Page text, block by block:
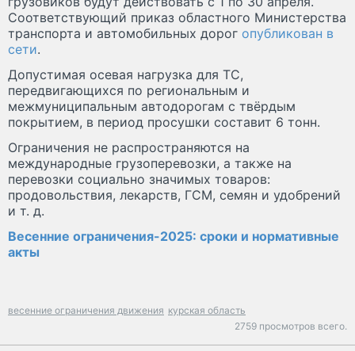
Соответствующий приказ областного Министерства
транспорта и автомобильных дорог опубликован в
сети.
Допустимая осевая нагрузка для ТС,
передвигающихся по региональным и
межмуниципальным автодорогам с твёрдым
покрытием, в период просушки составит 6 тонн.
Ограничения не распространяются на
международные грузоперевозки, а также на
перевозки социально значимых товаров:
продовольствия, лекарств, ГСМ, семян и удобрений
и т. д.
Весенние ограничения-2025: сроки и нормативные
акты
весенние ограничения движения курская область
2759 просмотров всего.